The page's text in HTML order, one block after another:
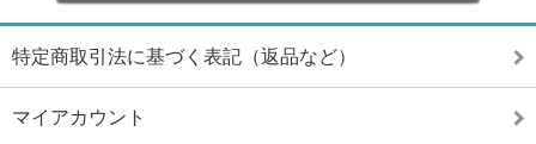
特定商取引法に基づく表記（返品など）
マイアカウント